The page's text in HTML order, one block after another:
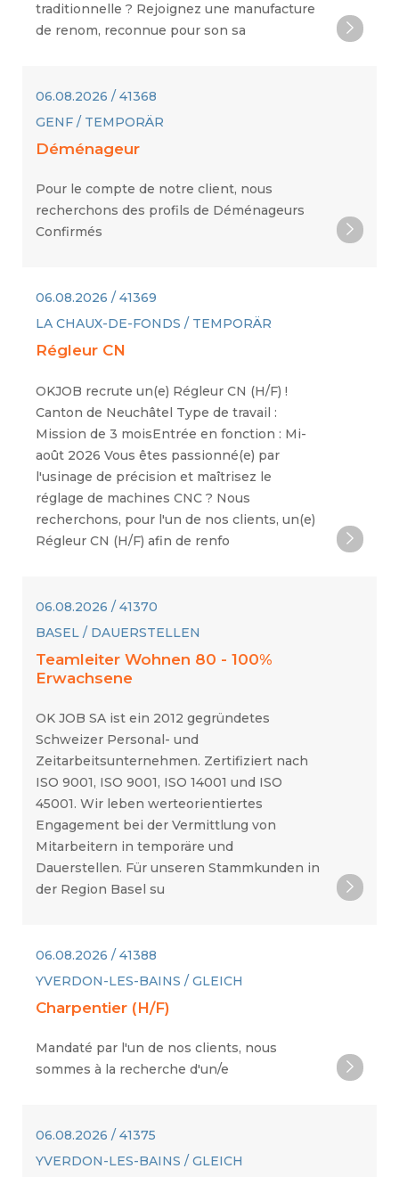
traditionnelle ? Rejoignez une manufacture
de renom, reconnue pour son sa
06.08.2026 / 41368
GENF / TEMPORÄR
Déménageur
Pour le compte de notre client, nous
recherchons des profils de Déménageurs
Confirmés
06.08.2026 / 41369
LA CHAUX-DE-FONDS / TEMPORÄR
Régleur CN
OKJOB recrute un(e) Régleur CN (H/F) !
Canton de Neuchâtel Type de travail :
Mission de 3 moisEntrée en fonction : Mi-
août 2026 Vous êtes passionné(e) par
l'usinage de précision et maîtrisez le
réglage de machines CNC ? Nous
recherchons, pour l'un de nos clients, un(e)
Régleur CN (H/F) afin de renfo
06.08.2026 / 41370
BASEL / DAUERSTELLEN
Teamleiter Wohnen 80 - 100%
Erwachsene
OK JOB SA ist ein 2012 gegründetes
Schweizer Personal- und
Zeitarbeitsunternehmen. Zertifiziert nach
ISO 9001, ISO 9001, ISO 14001 und ISO
45001. Wir leben werteorientiertes
Engagement bei der Vermittlung von
Mitarbeitern in temporäre und
Dauerstellen. Für unseren Stammkunden in
der Region Basel su
06.08.2026 / 41388
YVERDON-LES-BAINS / GLEICH
Charpentier (H/F)
Mandaté par l'un de nos clients, nous
sommes à la recherche d'un/e
06.08.2026 / 41375
YVERDON-LES-BAINS / GLEICH